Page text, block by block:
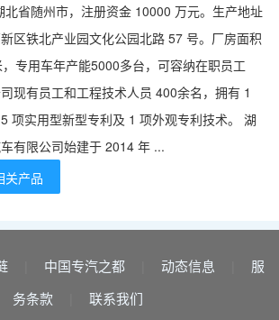
北省随州市，注册资金 10000 万元。生产地址
区铁北产业园文化公园北路 57 号。厂房面积
专用车年产能5000多台，可容纳在职员工
现有员工和工程技术人员 400余名，拥有 1
项实用型新型专利及 1 项外观专利技术。 湖
有限公司始建于 2014 年 ...
关产品
中国专汽之都 动态信息
服
务条款
联系我们